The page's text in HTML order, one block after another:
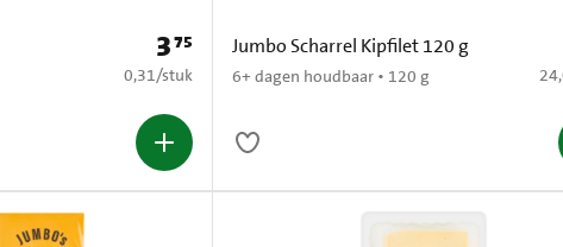
Prijs: € 3,75
375
€ 0,31 per stuk
0,31/stuk
Jumbo Scharrel Kipfilet 120 g
6+ dagen houdbaar • 120 g
€